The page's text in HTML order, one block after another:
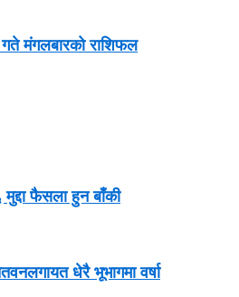
मंगलबारको राशिफल
मुद्दा फैसला हुन बाँकी
धेरै भूभागमा वर्षा